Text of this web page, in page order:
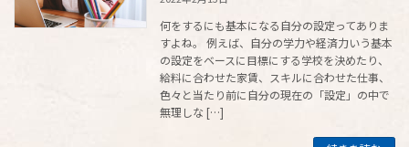
何をするにも基本になる自分の設定ってありま
すよね。 例えば、自分の学力や経済力いう基本
の設定をベースに目標にする学校を決めたり、
給料に合わせた家賃、スキルに合わせた仕事、
色々と当たり前に自分の現在の「設定」の中で
無理しな […]